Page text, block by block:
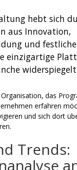
hebt sich
aus Innovation,
und
einzigartige
das
erfahren
und sich dort
Trends: